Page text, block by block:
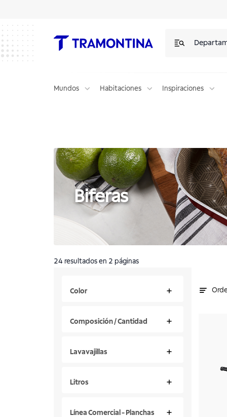
Mundos Habitaciones Inspiraciones
Biferas
Color
Composición / Cantidad
Lavavajillas
Litros
Línea Comercial - Planchas
24 resultados en 2 páginas